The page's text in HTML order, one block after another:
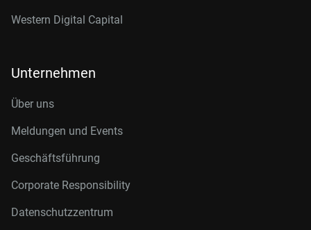
Western Digital Capital
Unternehmen
Über uns
Meldungen und Events
Geschäftsführung
Corporate Responsibility
Datenschutzzentrum